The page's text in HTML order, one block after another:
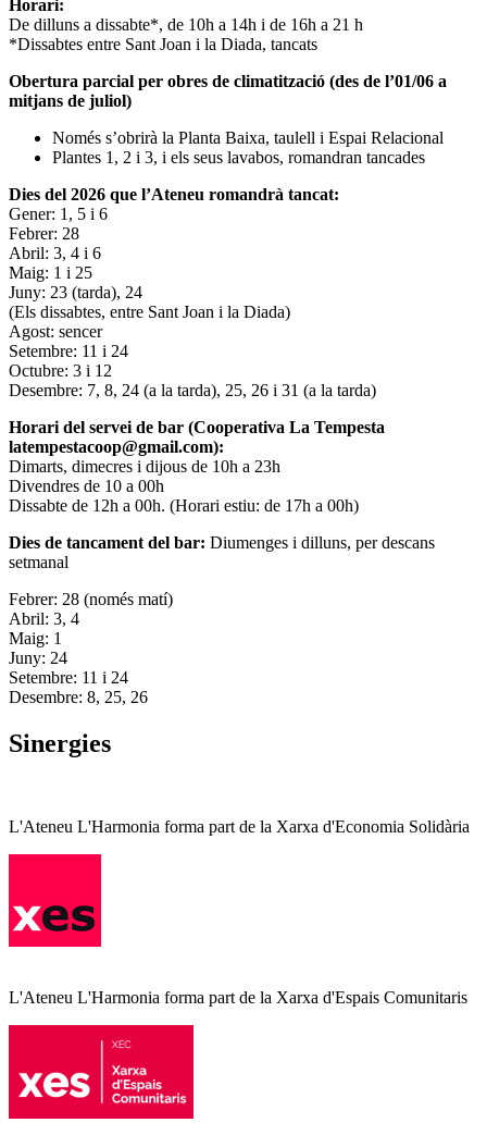
Horari:
De dilluns a dissabte*, de 10h a 14h i de 16h a 21 h
*Dissabtes entre Sant Joan i la Diada, tancats
Obertura parcial per obres de climatització (des de l’01/06 a
mitjans de juliol)
Només s’obrirà la Planta Baixa, taulell i Espai Relacional
Plantes 1, 2 i 3, i els seus lavabos, romandran tancades
Dies del 2026 que l’Ateneu romandrà tancat:
Gener: 1, 5 i 6
Febrer: 28
Abril: 3, 4 i 6
Maig: 1 i 25
Juny: 23 (tarda), 24
(Els dissabtes, entre Sant Joan i la Diada)
Agost: sencer
Setembre: 11 i 24
Octubre: 3 i 12
Desembre: 7, 8, 24 (a la tarda), 25, 26 i 31 (a la tarda)
Horari del servei de bar (Cooperativa La Tempesta
latempestacoop@gmail.com):
Dimarts, dimecres i dijous de 10h a 23h
Divendres de 10 a 00h
Dissabte de 12h a 00h. (Horari estiu: de 17h a 00h)
Dies de tancament del bar: Diumenges i dilluns, per descans
setmanal
Febrer: 28 (només matí)
Abril: 3, 4
Maig: 1
Juny: 24
Setembre: 11 i 24
Desembre: 8, 25, 26
Sinergies
L'Ateneu L'Harmonia forma part de la Xarxa d'Economia Solidària
L'Ateneu L'Harmonia forma part de la Xarxa d'Espais Comunitaris